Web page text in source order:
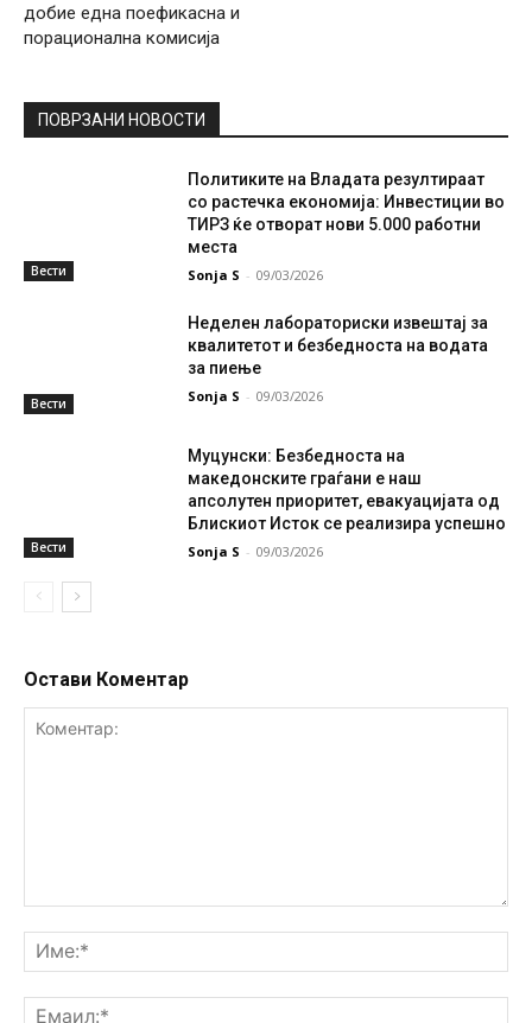
добие една поефикасна и
порационална комисија
ПОВРЗАНИ НОВОСТИ
Вести
Политиките на Владата резултираат
со растечка економија: Инвестиции во
ТИРЗ ќе отворат нови 5.000 работни
места
Sonja S - 09/03/2026
Вести
Неделен лабораториски извештај за
квалитетот и безбедноста на водата
за пиење
Sonja S - 09/03/2026
Вести
Муцунски: Безбедноста на
македонските граѓани е наш
апсолутен приоритет, евакуацијата од
Блискиот Исток се реализира успешно
Sonja S - 09/03/2026
Остави Коментар